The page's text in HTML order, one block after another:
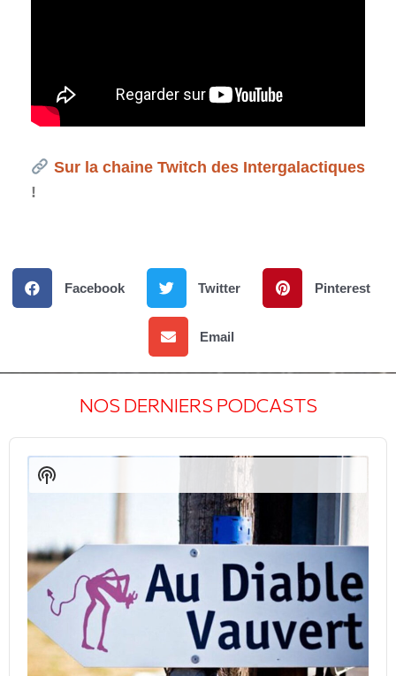
Sur la chaine Twitch des Intergalactiques
!
Facebook Twitter Pinterest
Email
NOS DERNIERS PODCASTS
Audio
Player
Show